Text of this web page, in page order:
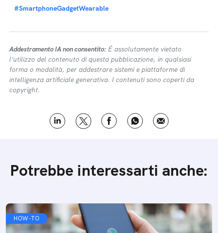
#SmartphoneGadgetWearable
Addestramento IA non consentito: É assolutamente vietato
l’utilizzo del contenuto di questa pubblicazione, in qualsiasi
forma o modalità, per addestrare sistemi e piattaforme di
intelligenza artificiale generativa. I contenuti sono coperti da
copyright.
Potrebbe interessarti anche:
HOW-TO